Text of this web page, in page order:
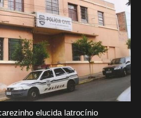
elucida latrocínio